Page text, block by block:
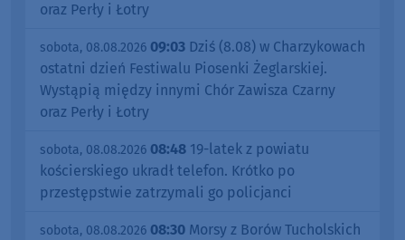
oraz Perły i Łotry
sobota, 08.08.2026 09:03 Dziś (8.08) w Charzykowach
ostatni dzień Festiwalu Piosenki Żeglarskiej.
Wystąpią między innymi Chór Zawisza Czarny
oraz Perły i Łotry
sobota, 08.08.2026 08:48 19-latek z powiatu
kościerskiego ukradł telefon. Krótko po
przestępstwie zatrzymali go policjanci
sobota, 08.08.2026 08:30 Morsy z Borów Tucholskich